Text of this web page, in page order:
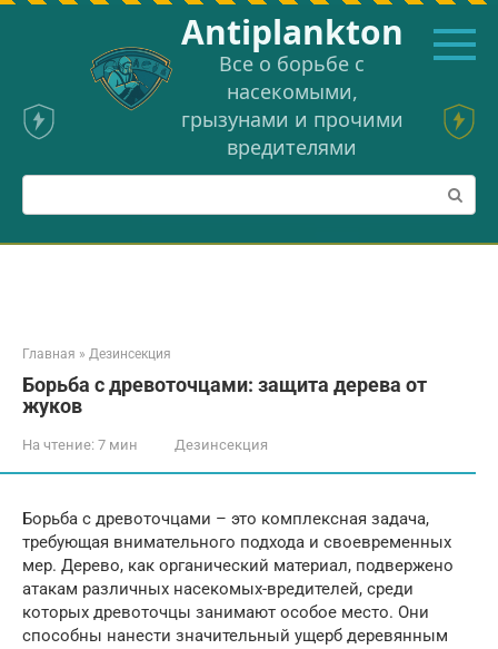
Перейти
Аntiplankton
Все о борьбе с
насекомыми,
грызунами и прочими
вредителями
Поиск:
Главная » Дезинсекция
Борьба с древоточцами: защита дерева от
жуков
На чтение: 7 мин Дезинсекция
Борьба с древоточцами – это комплексная задача,
требующая внимательного подхода и своевременных
мер. Дерево, как органический материал, подвержено
атакам различных насекомых-вредителей, среди
которых древоточцы занимают особое место. Они
способны нанести значительный ущерб деревянным